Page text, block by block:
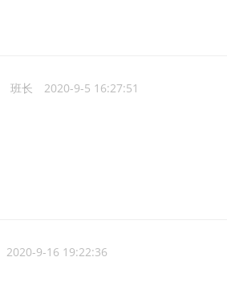
班长 2020-9-5 16:27:51
2020-9-16 19:22:36